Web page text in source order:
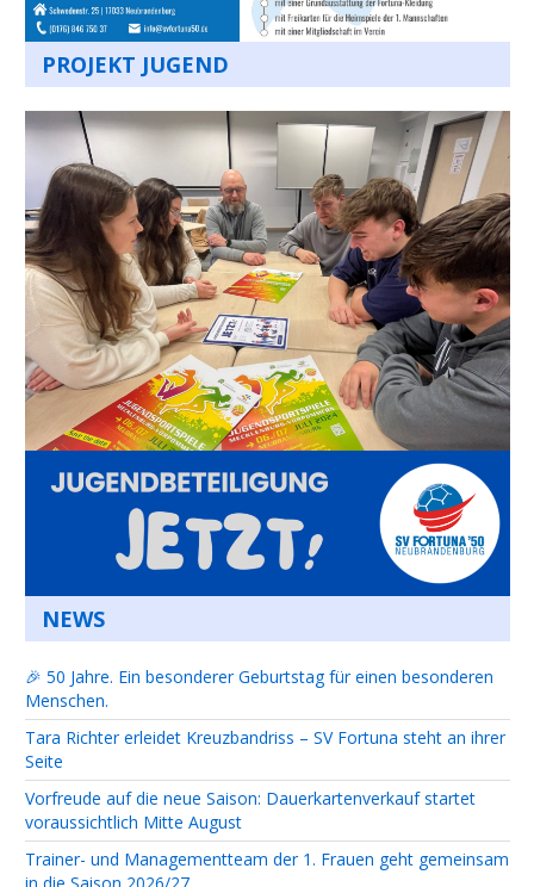
PROJEKT JUGEND
NEWS
🎉 50 Jahre. Ein besonderer Geburtstag für einen besonderen
Menschen.
Tara Richter erleidet Kreuzbandriss – SV Fortuna steht an ihrer
Seite
Vorfreude auf die neue Saison: Dauerkartenverkauf startet
voraussichtlich Mitte August
Trainer- und Managementteam der 1. Frauen geht gemeinsam